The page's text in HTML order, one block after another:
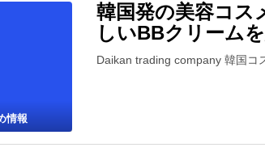
情報
韓国発の美容コス
しいBBクリーム
Daikan trading company 韓国コ